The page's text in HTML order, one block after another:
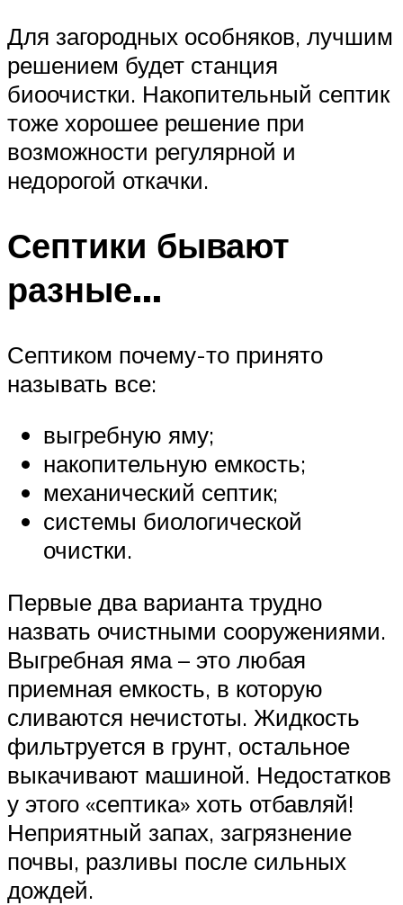
Для загородных особняков, лучшим
решением будет станция
биоочистки. Накопительный септик
тоже хорошее решение при
возможности регулярной и
недорогой откачки.
Септики бывают
разные…
Септиком почему-то принято
называть все:
выгребную яму;
накопительную емкость;
механический септик;
системы биологической
очистки.
Первые два варианта трудно
назвать очистными сооружениями.
Выгребная яма – это любая
приемная емкость, в которую
сливаются нечистоты. Жидкость
фильтруется в грунт, остальное
выкачивают машиной. Недостатков
у этого «септика» хоть отбавляй!
Неприятный запах, загрязнение
почвы, разливы после сильных
дождей.